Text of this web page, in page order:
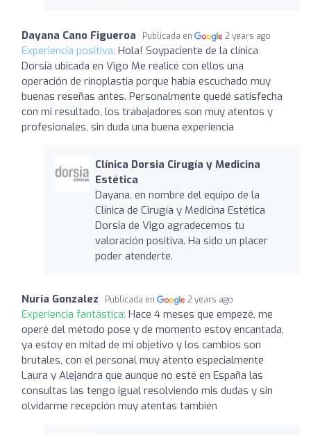
Dayana Cano Figueroa Publicada en 2 years ago
Experiencia positiva: Hola! Soypaciente de la clínica
Dorsia ubicada en Vigo Me realicé con ellos una
operación de rinoplastia porque había escuchado muy
buenas reseñas antes. Personalmente quedé satisfecha
con mi resultado, los trabajadores son muy atentos y
profesionales, sin duda una buena experiencia
Clínica Dorsia Cirugía y Medicina
Estética
Dayana, en nombre del equipo de la
Clínica de Cirugía y Medicina Estética
Dorsia de Vigo agradecemos tu
valoración positiva. Ha sido un placer
poder atenderte.
Nuria Gonzalez Publicada en 2 years ago
Experiencia fantástica: Hace 4 meses que empezé, me
operé del método pose y de momento estoy encantada,
ya estoy en mitad de mi objetivo y los cambios son
brutales, con el personal muy atento especialmente
Laura y Alejandra que aunque no esté en España las
consultas las tengo igual resolviendo mis dudas y sin
olvidarme recepción muy atentas también